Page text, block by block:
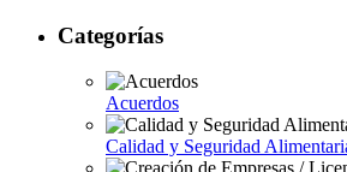
Categorías
Acuerdos
Calidad y Seguridad